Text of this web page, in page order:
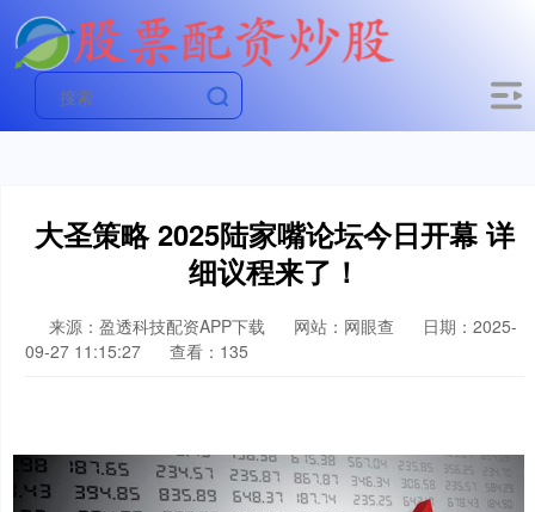
大圣策略 2025陆家嘴论坛今日开幕 详
细议程来了！
来源：盈透科技配资APP下载 网站：网眼查
日期：2025-
09-27 11:15:27
查看：135